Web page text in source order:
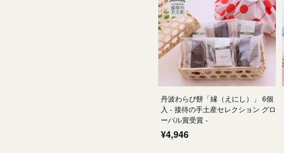
丹波わらび餅「縁（えにし）」 6個
入 - 接待の手土産セレクション グロ
ーバル賞受賞 -
¥4,946